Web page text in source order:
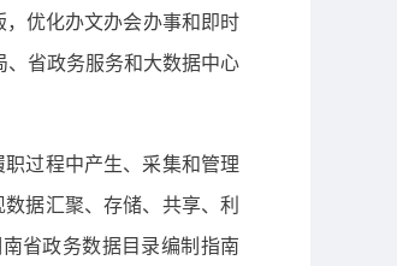
，优化办文办会办事和即时
、省政务服务和大数据中心
过程中产生、采集和管理
据汇聚、存储、共享、利
省政务数据目录编制指南